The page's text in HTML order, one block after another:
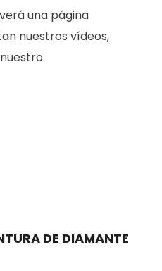
una página
nuestros vídeos,
DE DIAMANTE